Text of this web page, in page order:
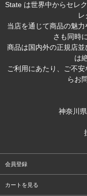
State は世界中からセレ
レ
当店を通じて商品の魅
さも同時
商品は国内外の正規店
は
ご利用にあたり、ご不
らお
神奈川
会員登録
カートを見る